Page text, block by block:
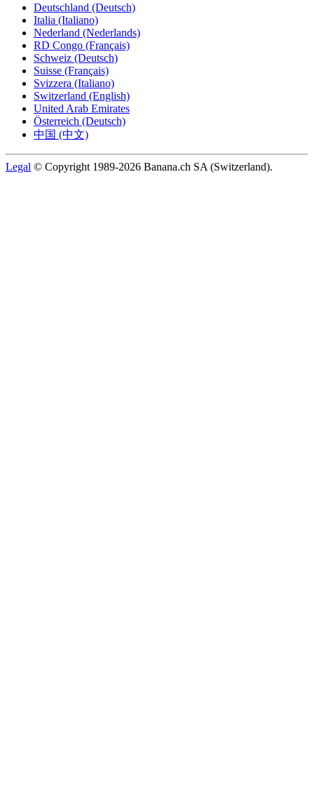
Deutschland (Deutsch)
Italia (Italiano)
Nederland (Nederlands)
RD Congo (Français)
Schweiz (Deutsch)
Suisse (Français)
Svizzera (Italiano)
Switzerland (English)
United Arab Emirates
Österreich (Deutsch)
中国 (中文)
Legal © Copyright 1989-2026 Banana.ch SA (Switzerland).